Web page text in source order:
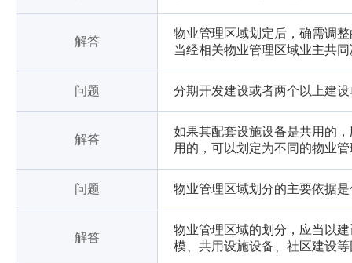
解答
物业管理区域划定后，确需调
当经相关物业管理区域业主共
问题 分期开发建设或者两个以上建
解答
如果其配套设施设备是共用的
用的，可以划定为不同的物业
问题 物业管理区域划分的主要依据
解答
物业管理区域的划分，应当以
模、共用设施设备、社区建设